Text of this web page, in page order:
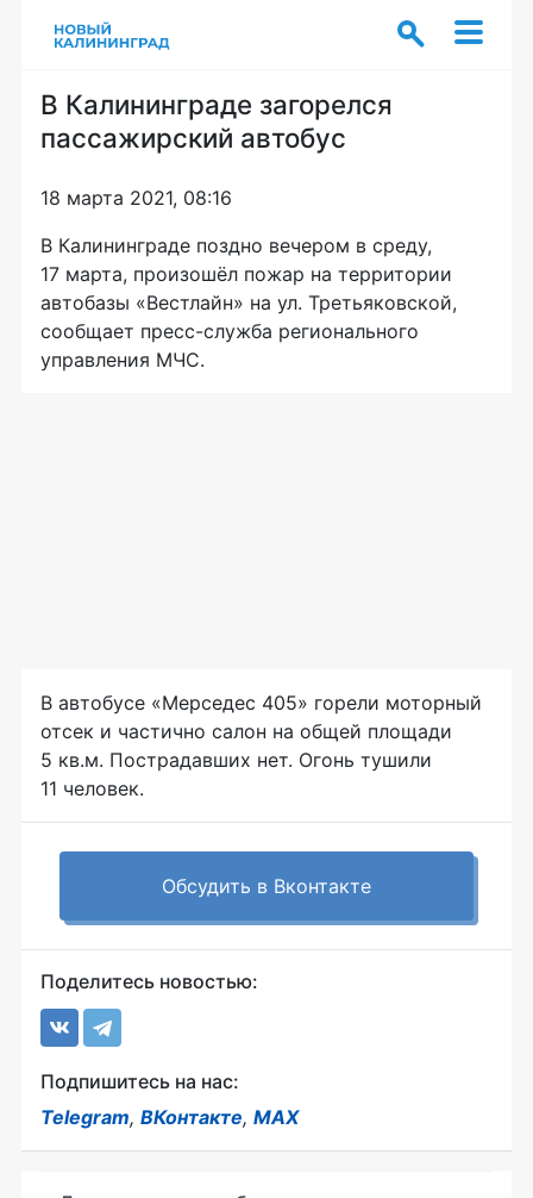
В Калининграде загорелся
пассажирский автобус
18 марта 2021, 08:16
В Калининграде поздно вечером в среду,
17 марта, произошёл пожар на территории
автобазы «Вестлайн» на ул. Третьяковской,
сообщает пресс-служба регионального
управления МЧС.
В автобусе «Мерседес 405» горели моторный
отсек и частично салон на общей площади
5 кв.м. Пострадавших нет. Огонь тушили
11 человек.
Обсудить в Вконтакте
Поделитесь новостью:
Подпишитесь на нас:
Telegram, ВКонтакте, MAX